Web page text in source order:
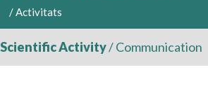
/Activitats
Scientific Activity/Communication